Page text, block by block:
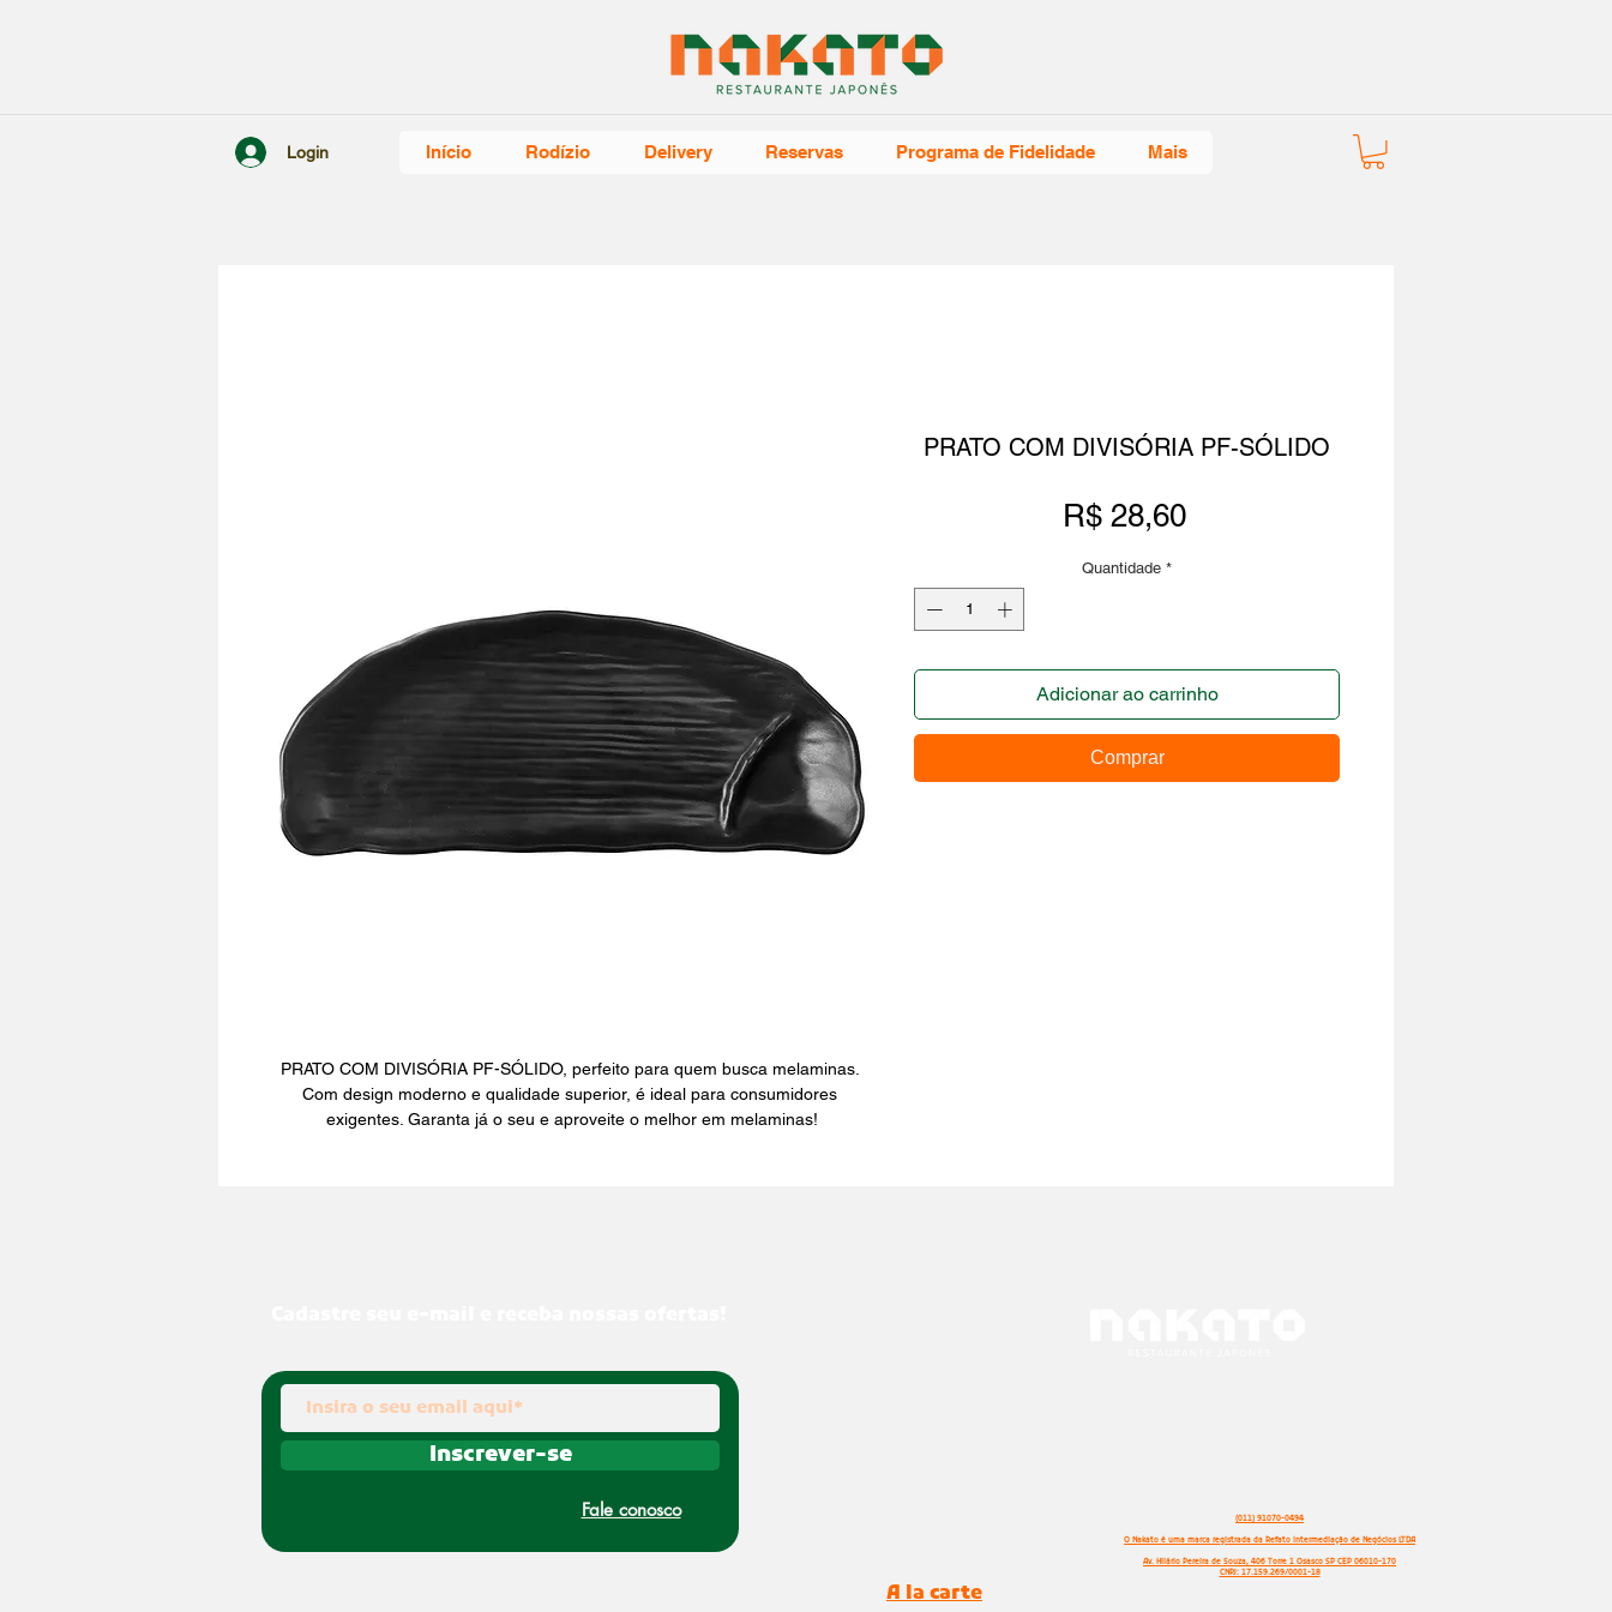
Login Início Rodízio Delivery Reservas Programa de Fidelidade Mais
PRATO COM DIVISÓRIA PF-SÓLIDO, perfeito para quem busca melaminas.
Com design moderno e qualidade superior, é ideal para consumidores
exigentes. Garanta já o seu e aproveite o melhor em melaminas!
PRATO COM DIVISÓRIA PF-SÓLIDO
R$ 28,60Preço
Quantidade *
Adicionar ao carrinho
Comprar
Inscrever-se
Fale conosco (011) 91070-0494
O Nakato é uma marca registrada da Refato Intermediação de Negócios LTDA
Av. Hilário Pereira de Souza, 406 Torre 1 Osasco SP CEP 06010-170
CNPJ: 17.159.269/0001-18
A la carte